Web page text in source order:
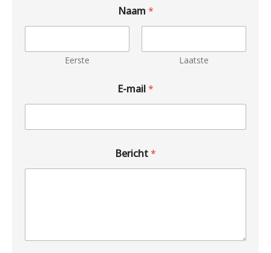
Naam *
Eerste Laatste
E-mail*
Bericht*